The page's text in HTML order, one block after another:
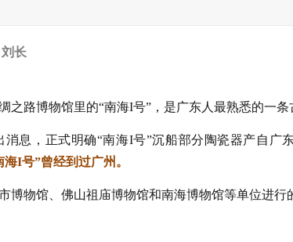
长
之路博物馆里的“南海I号”，是广东人最熟悉的一条
息，正式明确“南海I号”沉船部分陶瓷器产自广
I号”曾经到过广州。
博物馆、佛山祖庙博物馆和南海博物馆等单位进行